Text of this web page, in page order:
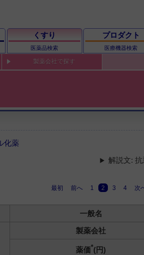
くすり
医薬品検索
プロダクト
医療機器検索
製薬会社で探す
化薬
解説文:
最初 前へ 1 2 3 4 次
一般名
製薬会社
薬価*(円)